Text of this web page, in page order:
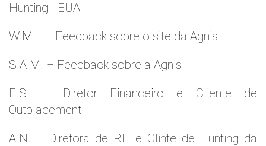
Hunting - EUA
W.M.l. – Feedback sobre o site da Agnis
S.A.M. – Feedback sobre a Agnis
E.S. – Diretor Financeiro e Cliente de
Outplacement
A.N. – Diretora de RH e Clinte de Hunting da